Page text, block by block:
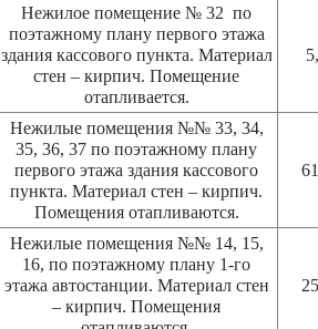
Нежилое помещение № 32 по
поэтажному плану первого этажа
здания кассового пункта. Материал
стен – кирпич. Помещение
отапливается.
Нежилые помещения №№ 33, 34,
35, 36, 37 по поэтажному плану
первого этажа здания кассового
пункта. Материал стен – кирпич.
Помещения отапливаются.
Нежилые помещения №№ 14, 15,
16, по поэтажному плану 1-го
этажа автостанции. Материал стен
– кирпич. Помещения